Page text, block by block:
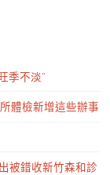
季不淡”
體檢新增這些辦事
被錯收新竹森和診